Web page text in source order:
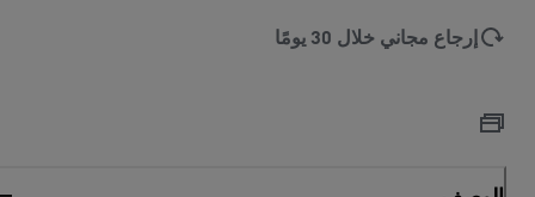
إرجاع مجاني خلال 30 يومًا